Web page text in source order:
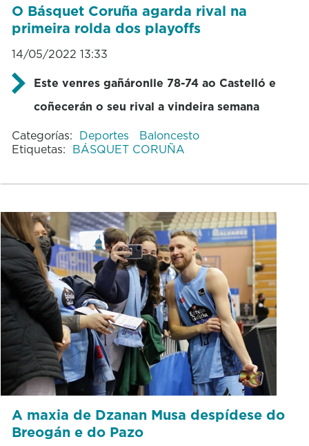
O Básquet Coruña agarda rival na
primeira rolda dos playoffs
14/05/2022 13:33
Este venres gañáronlle 78-74 ao Castelló e
coñecerán o seu rival a vindeira semana
Categorías: Deportes
Baloncesto
Etiquetas: BÁSQUET CORUÑA
A maxia de Dzanan Musa despídese do
Breogán e do Pazo